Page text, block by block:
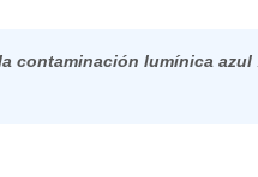
contaminación lumínica azul